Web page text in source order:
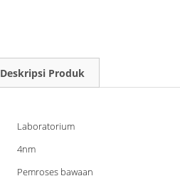
Deskripsi Produk
Laboratorium
4nm
Pemroses bawaan